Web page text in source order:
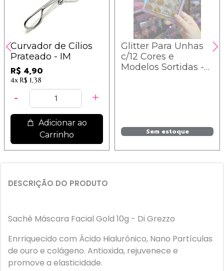
Curvador de Cílios
Prateado - IM
R$ 4,90
4x R$ 1,38
Adicionar ao
Carrinho
Glitter Para Unhas
c/12 Cores e
Modelos Sortidas -
Sem estoque
DESCRIÇÃO DO PRODUTO
Sachê Máscara Facial Gold 10g - Di Grezzo
Enrriquecido com Ácido Hialurônico, Nano Partículas
de ouro e colágeno. Antioxida, rejuvenece e
promove a elasticidade.